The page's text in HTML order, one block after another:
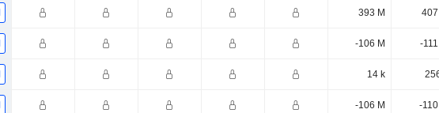
393 M 407
-106 M -111
14 k
-106 M -110